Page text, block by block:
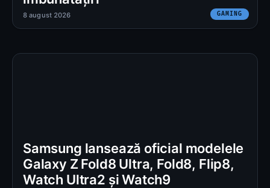
GAMING
8 august 2026
Samsung lansează oficial modelele
Galaxy Z Fold8 Ultra, Fold8, Flip8,
Watch Ultra2 și Watch9